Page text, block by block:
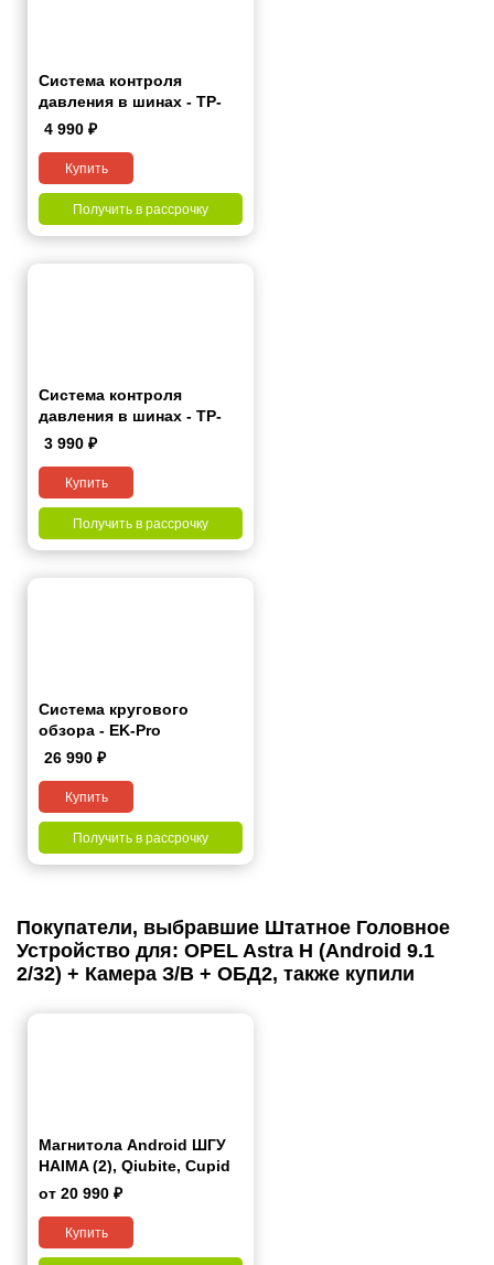
Система контроля
давления в шинах - TP-
Pro
4 990 ₽
Купить
Получить в рассрочку
Система контроля
давления в шинах - TP-
Lite
3 990 ₽
Купить
Получить в рассрочку
Система кругового
обзора - EK-Pro
26 990 ₽
Купить
Получить в рассрочку
Покупатели, выбравшие Штатное Головное
Устройство для: OPEL Astra H (Android 9.1
2/32) + Камера З/В + ОБД2, также купили
Магнитола Android ШГУ
HAIMA (2), Qiubite, Cupid
2009+ 7 дюймов - 9.1 1/16
от 20 990 ₽
Купить